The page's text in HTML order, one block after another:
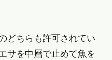
どちらも許可されてい
サを中層で止めて魚を